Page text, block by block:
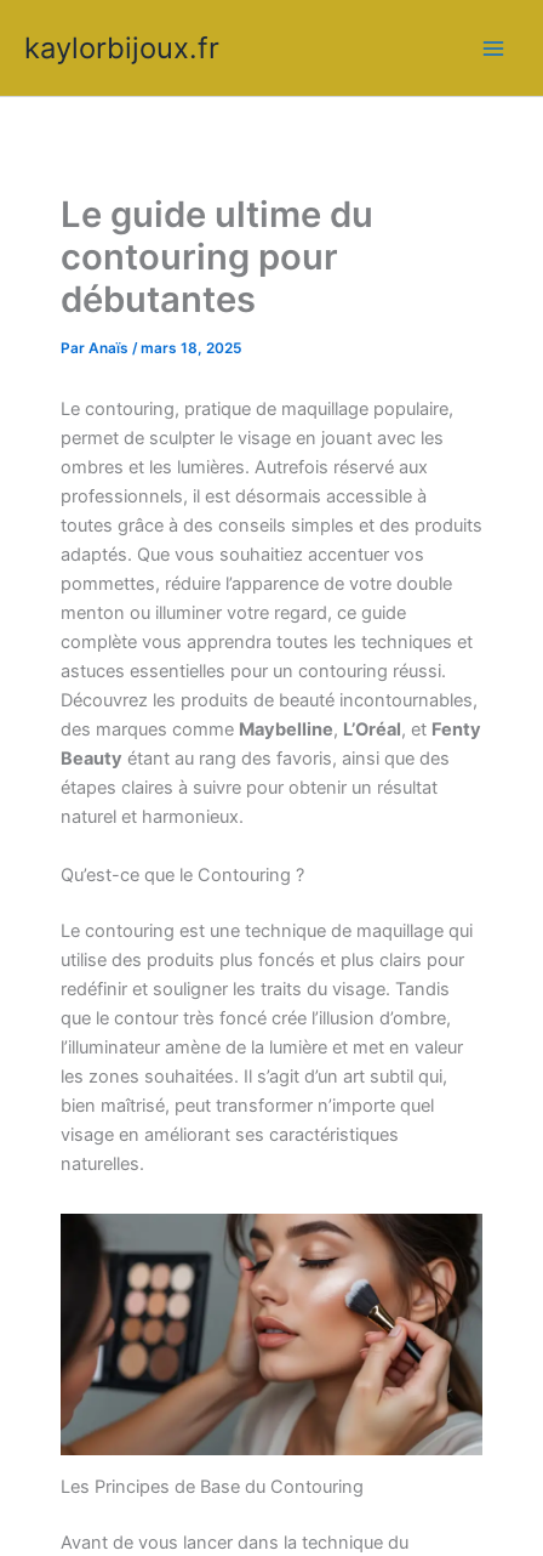
contenu
kaylorbijoux.fr
Le guide ultime du
contouring pour
débutantes
Par Anaïs /mars 18, 2025
Le contouring, pratique de maquillage populaire,
permet de sculpter le visage en jouant avec les
ombres et les lumières. Autrefois réservé aux
professionnels, il est désormais accessible à
toutes grâce à des conseils simples et des produits
adaptés. Que vous souhaitiez accentuer vos
pommettes, réduire l’apparence de votre double
menton ou illuminer votre regard, ce guide
complète vous apprendra toutes les techniques et
astuces essentielles pour un contouring réussi.
Découvrez les produits de beauté incontournables,
des marques comme Maybelline, L’Oréal, et Fenty
Beauty étant au rang des favoris, ainsi que des
étapes claires à suivre pour obtenir un résultat
naturel et harmonieux.
Qu’est-ce que le Contouring ?
Le contouring est une technique de maquillage qui
utilise des produits plus foncés et plus clairs pour
redéfinir et souligner les traits du visage. Tandis
que le contour très foncé crée l’illusion d’ombre,
l’illuminateur amène de la lumière et met en valeur
les zones souhaitées. Il s’agit d’un art subtil qui,
bien maîtrisé, peut transformer n’importe quel
visage en améliorant ses caractéristiques
naturelles.
Les Principes de Base du Contouring
Avant de vous lancer dans la technique du